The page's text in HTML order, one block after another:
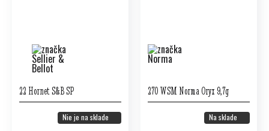
22 Hornet S&B SP
Nie je na sklade
270 WSM Norma Oryx 9,7g
Na sklade